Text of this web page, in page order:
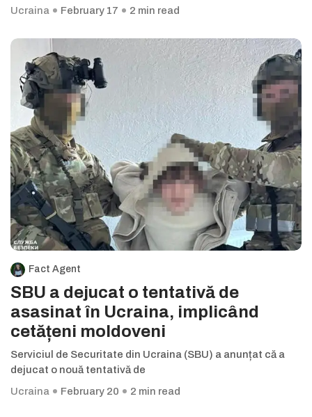
Ucraina
February 17 2 min read
Fact Agent
SBU a dejucat o tentativă de
asasinat în Ucraina, implicând
cetățeni moldoveni
Serviciul de Securitate din Ucraina (SBU) a anunțat că a
dejucat o nouă tentativă de
Ucraina
February 20 2 min read